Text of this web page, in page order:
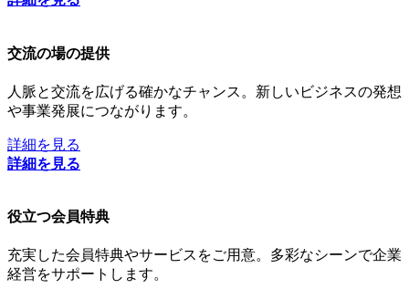
交流の場の提供
人脈と交流を広げる確かなチャンス。新しいビジネスの発想
や事業発展につながります。
詳細を見る
詳細を見る
役立つ会員特典
充実した会員特典やサービスをご用意。多彩なシーンで企業
経営をサポートします。